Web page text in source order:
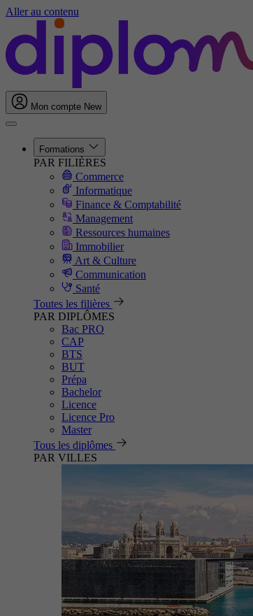
Aller au contenu
Mon compte New
Formations
PAR FILIÈRES
Commerce
Informatique
Finance & Comptabilité
Management
Ressources humaines
Immobilier
Art & Culture
Communication
Santé
Toutes les filières
PAR DIPLÔMES
Bac PRO
CAP
BTS
BUT
Prépa
Bachelor
Licence
Licence Pro
Master
Tous les diplômes
PAR VILLES